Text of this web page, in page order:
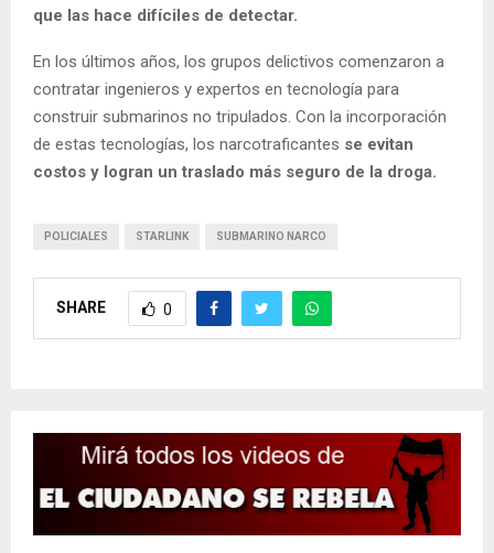
que las hace difíciles de detectar.
En los últimos años, los grupos delictivos comenzaron a
contratar ingenieros y expertos en tecnología para
construir submarinos no tripulados. Con la incorporación
de estas tecnologías, los narcotraficantes se evitan
costos y logran un traslado más seguro de la droga.
POLICIALES STARLINK SUBMARINO NARCO
SHARE 0